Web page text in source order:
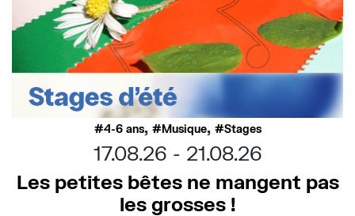
4-6 ans, Musique, Stages
17.08.26
21.08.26
Les petites bêtes ne mangent pas
les grosses !